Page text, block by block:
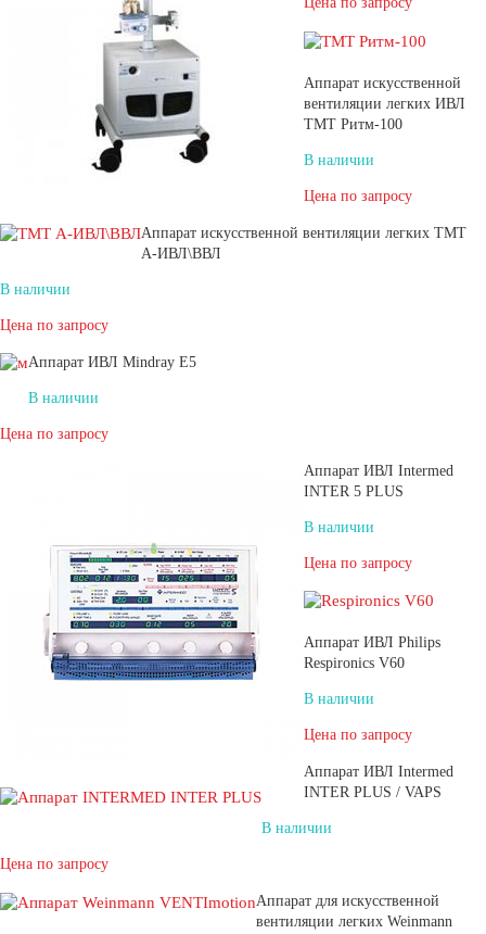
Аппарат искусственной
вентиляции легких ИВЛ
ТМТ Ритм-100
В наличии
Цена по запросу
Аппарат искусственной вентиляции легких ТМТ
А-ИВЛ\ВВЛ
В наличии
Цена по запросу
Аппарат ИВЛ Mindray E5
В наличии
Цена по запросу
Аппарат ИВЛ Intermed
INTER 5 PLUS
В наличии
Цена по запросу
Аппарат ИВЛ Philips
Respironics V60
В наличии
Цена по запросу
Аппарат ИВЛ Intermed
INTER PLUS / VAPS
В наличии
Цена по запросу
Аппарат для искусственной
вентиляции легких Weinmann